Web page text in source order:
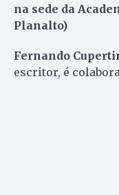
na sede da
Planalto)
Fernando
escritor, é